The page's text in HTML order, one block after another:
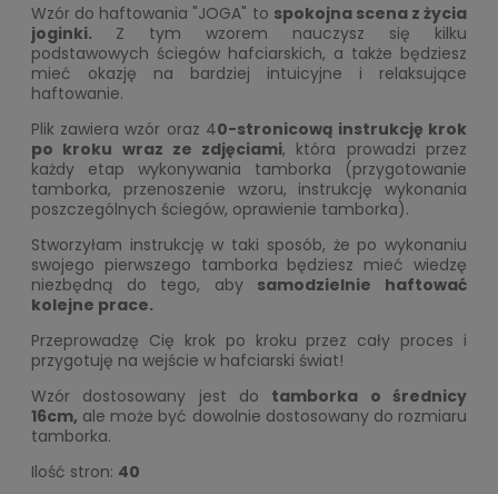
Wzór do haftowania "JOGA" to spokojna scena z życia
joginki. Z tym wzorem nauczysz się kilku
podstawowych ściegów hafciarskich, a także będziesz
mieć okazję na bardziej intuicyjne i relaksujące
haftowanie.
Plik zawiera wzór oraz 40-stronicową instrukcję krok
po kroku wraz ze zdjęciami, która prowadzi przez
każdy etap wykonywania tamborka (przygotowanie
tamborka, przenoszenie wzoru, instrukcję wykonania
poszczególnych ściegów, oprawienie tamborka).
Stworzyłam instrukcję w taki sposób, że po wykonaniu
swojego pierwszego tamborka będziesz mieć wiedzę
niezbędną do tego, aby samodzielnie haftować
kolejne prace.
Przeprowadzę Cię krok po kroku przez cały proces i
przygotuję na wejście w hafciarski świat!
Wzór dostosowany jest do tamborka o średnicy
16cm, ale może być dowolnie dostosowany do rozmiaru
tamborka.
Ilość stron: 40